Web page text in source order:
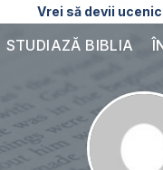
Vrei să devii
STUDIAZĂ BIBLIA